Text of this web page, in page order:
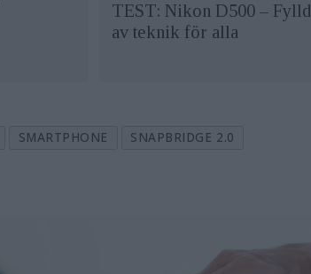
TEST: Nikon D500 – Fylld
av teknik för alla
SMARTPHONE SNAPBRIDGE 2.0